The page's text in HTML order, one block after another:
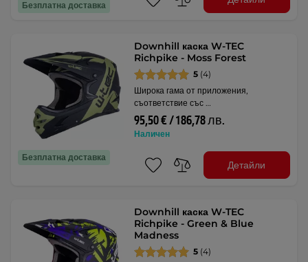
Безплатна доставка
Безплатна доставка
Downhill каска W-TEC
Richpike - Moss Forest
5 (4)
Широка гама от приложения,
съответствие със …
95,50 € / 186,78 лв.
Наличен
Детайли
Downhill каска W-TEC
Richpike - Green & Blue
Madness
5 (4)